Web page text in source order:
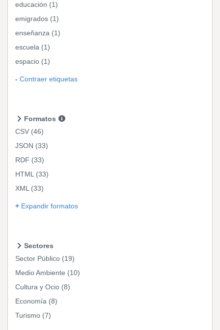
educación (1)
emigrados (1)
enseñanza (1)
escuela (1)
espacio (1)
Contraer etiquetas
Formatos
CSV (46)
JSON (33)
RDF (33)
HTML (33)
XML (33)
Expandir formatos
Sectores
Sector Público (19)
Medio Ambiente (10)
Cultura y Ocio (8)
Economía (8)
Turismo (7)